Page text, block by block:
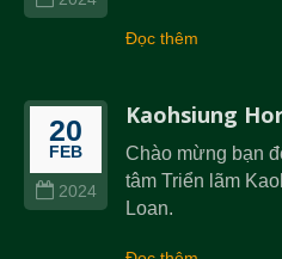
Đọc thêm
20
FEB
2024
Kaohsiung
Chào mừng bạn
tâm Triển lãm
Loan.